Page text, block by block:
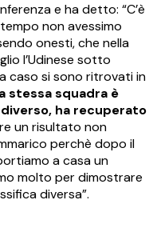
e ha detto: “C’è
non avessimo
onesti, che nella
l’Udinese sotto
caso si sono ritrovati in
stessa squadra è
ha recuperato
un risultato non
perchè dopo il
a casa un
molto per dimostrare
diversa”.